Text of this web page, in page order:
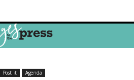
Post it Agenda